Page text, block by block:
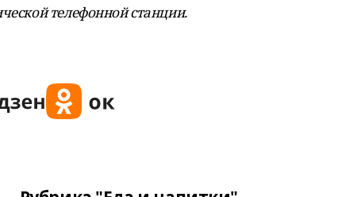
телефонной станции.